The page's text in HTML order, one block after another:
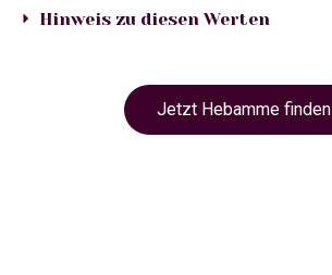
Hinweis zu diesen Werten
Jetzt Hebamme finden